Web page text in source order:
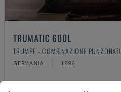
TRUMATIC 600L
TRUMPF - COMBINAZIONE
GERMANIA 1996